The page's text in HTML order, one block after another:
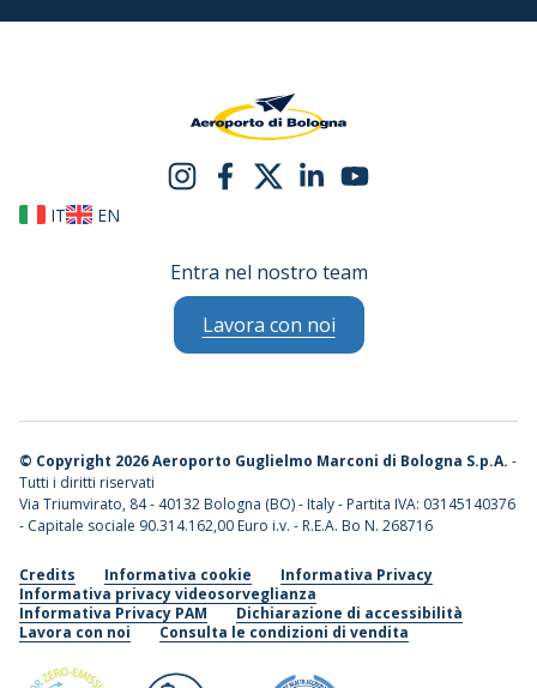
IT EN
Entra nel nostro team
Lavora con noi
© Copyright 2026 Aeroporto Guglielmo Marconi di Bologna S.p.A. -
Tutti i diritti riservati
Via Triumvirato, 84 - 40132 Bologna (BO) - Italy - Partita IVA: 03145140376
- Capitale sociale 90.314.162,00 Euro i.v. - R.E.A. Bo N. 268716
Credits Informativa cookie
Informativa Privacy
Informativa privacy videosorveglianza
Informativa Privacy PAM
Dichiarazione di accessibilità
Lavora con noi
Consulta le condizioni di vendita